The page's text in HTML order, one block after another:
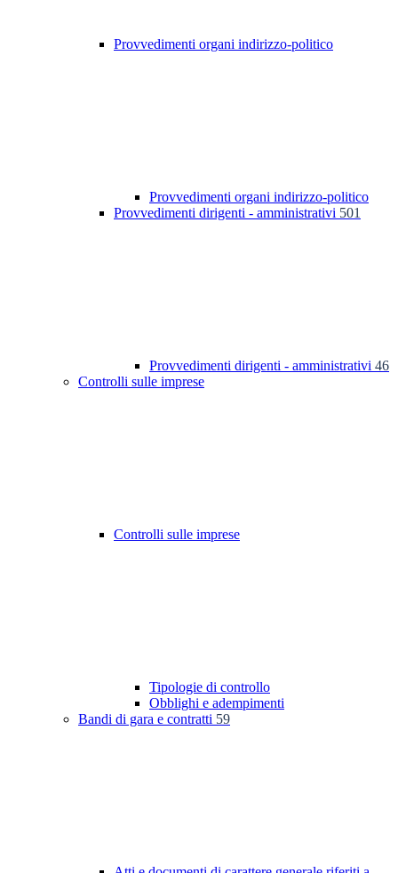
Provvedimenti organi indirizzo-politico
Provvedimenti organi indirizzo-politico
Provvedimenti dirigenti - amministrativi 501
Provvedimenti dirigenti - amministrativi 46
Controlli sulle imprese
Controlli sulle imprese
Tipologie di controllo
Obblighi e adempimenti
Bandi di gara e contratti 59